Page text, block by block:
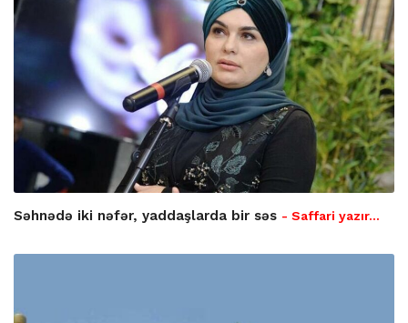
Səhnədə iki nəfər, yaddaşlarda bir səs - Saffari yazır…